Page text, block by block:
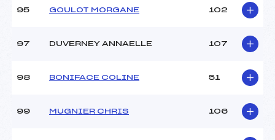
95 GOULOT MORGANE 102
97 DUVERNEY ANNAELLE 107
98 BONIFACE COLINE 51
99 MUGNIER CHRIS 106